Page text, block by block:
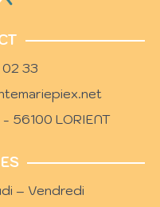
02 33
56100 LORIENT
– Vendredi